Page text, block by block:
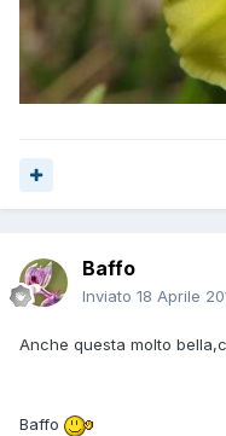
Baffo
Inviato 18 Aprile
Anche questa molto
Baffo